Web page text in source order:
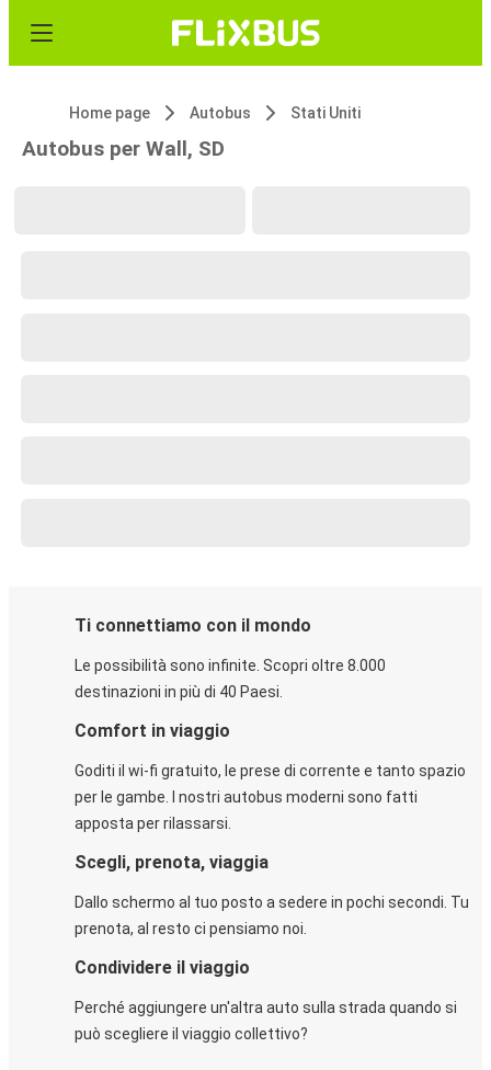
Home page Autobus Stati Uniti
Autobus per Wall, SD
Ti connettiamo con il mondo
Le possibilità sono infinite. Scopri oltre 8.000
destinazioni in più di 40 Paesi.
Comfort in viaggio
Goditi il wi-fi gratuito, le prese di corrente e tanto spazio
per le gambe. I nostri autobus moderni sono fatti
apposta per rilassarsi.
Scegli, prenota, viaggia
Dallo schermo al tuo posto a sedere in pochi secondi. Tu
prenota, al resto ci pensiamo noi.
Condividere il viaggio
Perché aggiungere un'altra auto sulla strada quando si
può scegliere il viaggio collettivo?